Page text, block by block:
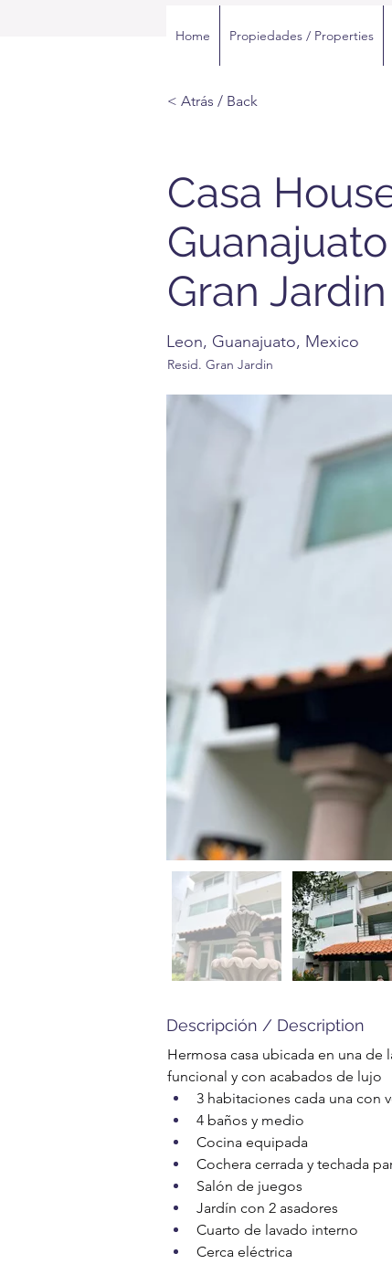
Home Propiedades / Properties
< Atrás / Back
Casa
Gran Jardin
Leon, Guanajuato, Mexico
Resid. Gran Jardin
Descripción / Description
Hermosa casa ubicada en una de
funcional y con acabados de lujo
3 habitaciones cada una con
4 baños y medio
Cocina equipada
Cochera cerrada y techada
Salón de juegos
Jardín con 2 asadores
Cuarto de lavado interno
Cerca eléctrica